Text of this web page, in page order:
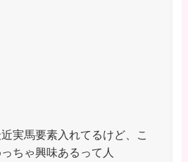
実馬要素入れてるけど、こ
ちゃ興味あるって人